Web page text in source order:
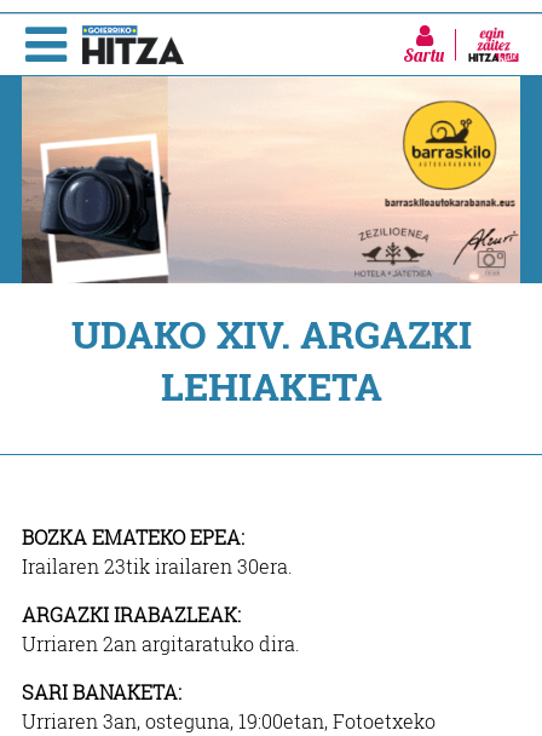
Sartu
UDAKO XIV. ARGAZKI
LEHIAKETA
BOZKA EMATEKO EPEA:
Irailaren 23tik irailaren 30era.
ARGAZKI IRABAZLEAK:
Urriaren 2an argitaratuko dira.
SARI BANAKETA:
Urriaren 3an, osteguna, 19:00etan, Fotoetxeko